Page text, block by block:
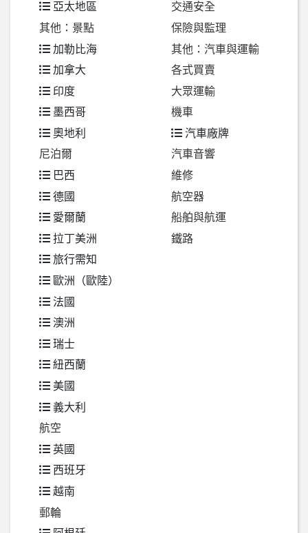
亞太地區
其他：景點
加勒比海
加拿大
印度
墨西哥
奧地利
尼泊爾
巴西
德國
愛爾蘭
拉丁美洲
旅行需知
歐洲（歐陸）
法國
澳洲
瑞士
紐西蘭
美國
義大利
航空
英國
西班牙
越南
郵輪
交通安全
保險與監理
其他：汽車與運輸
各式買賣
大眾運輸
機車
汽車廠牌
汽車音響
維修
航空器
船舶與航運
鐵路